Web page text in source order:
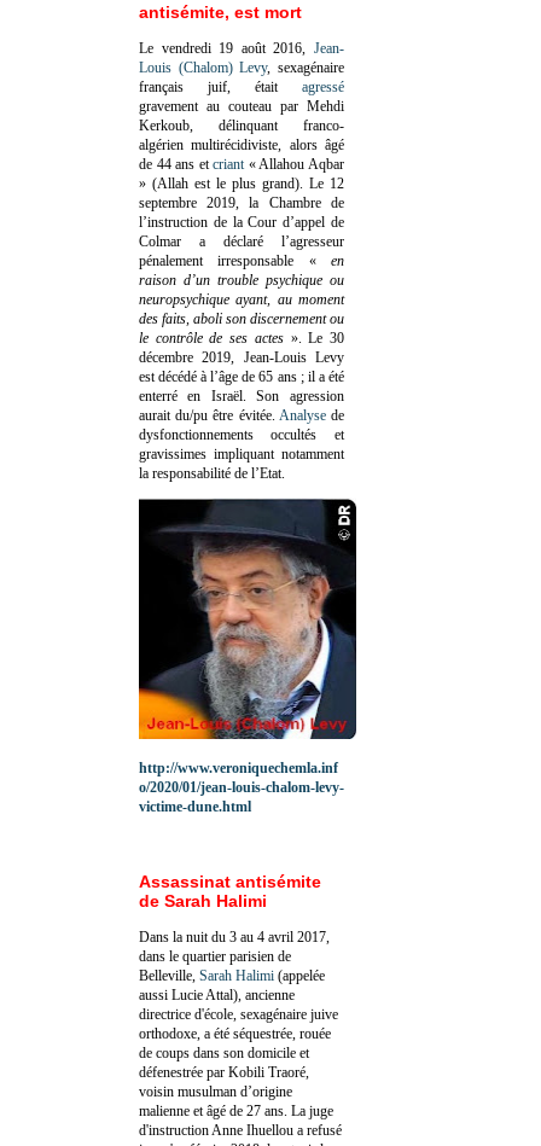
antisémite, est mort
Le vendredi 19 août 2016, Jean-
Louis (Chalom) Levy, sexagénaire
français juif, était agressé
gravement au couteau par Mehdi
Kerkoub, délinquant franco-
algérien multirécidiviste, alors âgé
de 44 ans etcriant « Allahou Aqbar
» (Allah est le plus grand). Le 12
septembre 2019, la Chambre de
l’instruction de la Cour d’appel de
Colmar a déclaré l’agresseur
pénalement irresponsable «en
raison d’un trouble psychique ou
neuropsychique ayant, au moment
des faits, aboli son discernement ou
le contrôle de ses actes». Le 30
décembre 2019, Jean-Louis Levy
est décédé à l’âge de 65 ans ; il a été
enterré en Israël. Son agression
aurait du/pu être évitée. Analysede
dysfonctionnements occultés et
gravissimes impliquant notamment
la responsabilité de l’Etat.
http://www.veroniquechemla.inf
o/2020/01/jean-louis-chalom-levy-
victime-dune.html
Assassinat antisémite
de Sarah Halimi
Dans la nuit du 3 au 4 avril 2017,
dans le quartier parisien de
Belleville, Sarah Halimi (appelée
aussi Lucie Attal), ancienne
directrice d'école, sexagénaire juive
orthodoxe, a été séquestrée, rouée
de coups dans son domicile et
défenestrée par Kobili Traoré,
voisin musulman d’origine
malienne et âgé de 27 ans. La juge
d'instruction Anne Ihuellou a refusé